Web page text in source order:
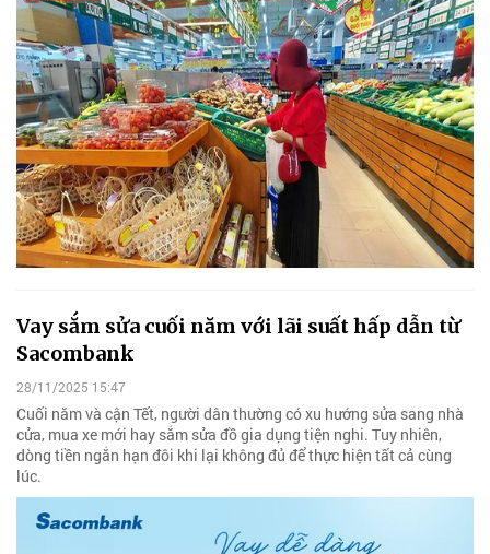
Vay sắm sửa cuối năm với lãi suất hấp dẫn từ
Sacombank
28/11/2025 15:47
Cuối năm và cận Tết, người dân thường có xu hướng sửa sang nhà
cửa, mua xe mới hay sắm sửa đồ gia dụng tiện nghi. Tuy nhiên,
dòng tiền ngắn hạn đôi khi lại không đủ để thực hiện tất cả cùng
lúc.